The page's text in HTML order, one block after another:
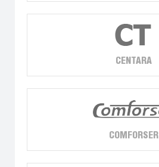
CENTARA
COMFORSER